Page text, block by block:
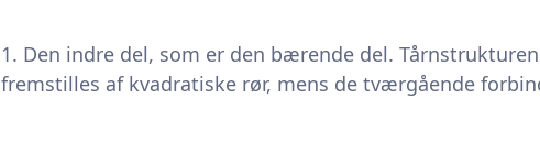
1. Den indre del, som er den bærende del.
fremstilles af kvadratiske rør, mens de tværgående